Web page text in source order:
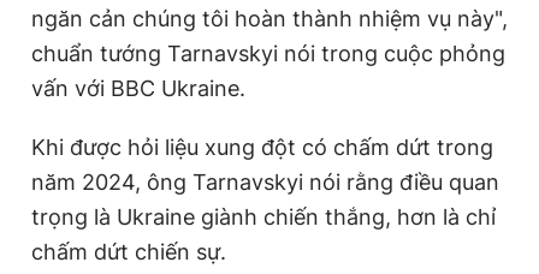
ngăn cản chúng tôi hoàn thành nhiệm vụ này",
chuẩn tướng Tarnavskyi nói trong cuộc phỏng
vấn với BBC Ukraine.
Khi được hỏi liệu xung đột có chấm dứt trong
năm 2024, ông Tarnavskyi nói rằng điều quan
trọng là Ukraine giành chiến thắng, hơn là chỉ
chấm dứt chiến sự.